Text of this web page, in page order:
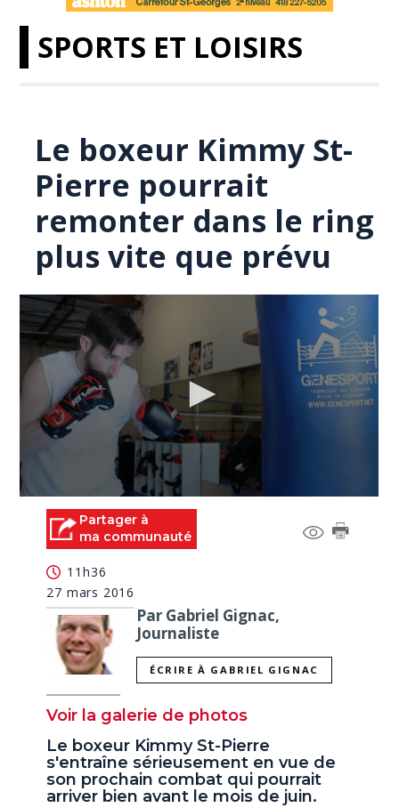
SPORTS ET LOISIRS
Le boxeur Kimmy St-
Pierre pourrait
remonter dans le ring
plus vite que prévu
seconds Partager à
ma communauté
11h36
27 mars 2016
Par Gabriel Gignac,
Journaliste
ÉCRIRE À GABRIEL GIGNAC
Voir la galerie de photos
Le boxeur Kimmy St-Pierre
s'entraîne sérieusement en vue de
son prochain combat qui pourrait
arriver bien avant le mois de juin.